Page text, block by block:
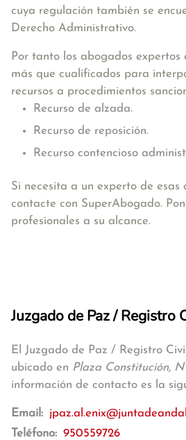
cuya regulación también se
Derecho Administrativo.
Por tanto los abogados expertos
más que cualificados para
recursos a procedimientos
Recurso de alzada.
Recurso de reposición.
Recurso contencioso
Si necesita a un experto de esas
contacte con SuperAbogado.
profesionales a su alcance.
Juzgado de Paz / Registro
El Juzgado de Paz / Registro
ubicado en Plaza Constitución,
información de contacto es la
Email:
Teléfono: 950559726